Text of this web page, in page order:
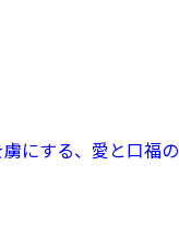
虜にする、愛と口福の